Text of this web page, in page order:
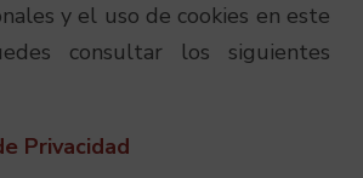
y el uso de cookies en este
consultar los siguientes
Privacidad